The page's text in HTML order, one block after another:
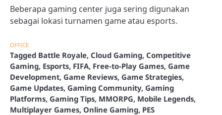
Beberapa gaming center juga sering digunakan
sebagai lokasi turnamen game atau esports.
OFFICE
Tagged Battle Royale, Cloud Gaming, Competitive
Gaming, Esports, FIFA, Free-to-Play Games, Game
Development, Game Reviews, Game Strategies,
Game Updates, Gaming Community, Gaming
Platforms, Gaming Tips, MMORPG, Mobile Legends,
Multiplayer Games, Online Gaming, PES